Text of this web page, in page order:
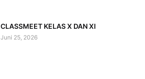
CLASSMEET KELAS X DAN XI
Juni 25, 2026